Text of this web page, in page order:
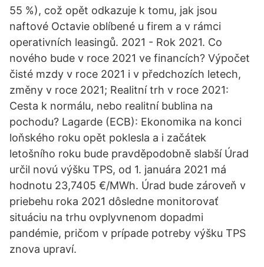
55 %), což opět odkazuje k tomu, jak jsou
naftové Octavie oblíbené u firem a v rámci
operativních leasingů. 2021 - Rok 2021. Co
nového bude v roce 2021 ve financích? Výpočet
čisté mzdy v roce 2021 i v předchozích letech,
změny v roce 2021; Realitní trh v roce 2021:
Cesta k normálu, nebo realitní bublina na
pochodu? Lagarde (ECB): Ekonomika na konci
loňského roku opět poklesla a i začátek
letošního roku bude pravděpodobně slabší Úrad
určil novú výšku TPS, od 1. januára 2021 má
hodnotu 23,7405 €/MWh. Úrad bude zároveň v
priebehu roka 2021 dôsledne monitorovať
situáciu na trhu ovplyvnenom dopadmi
pandémie, pričom v prípade potreby výšku TPS
znova upraví.